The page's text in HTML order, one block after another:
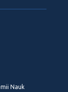
Nauk